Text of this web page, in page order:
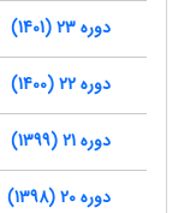
دوره 23 (1401)
دوره 22 (1400)
دوره 21 (1399)
دوره 20 (1398)